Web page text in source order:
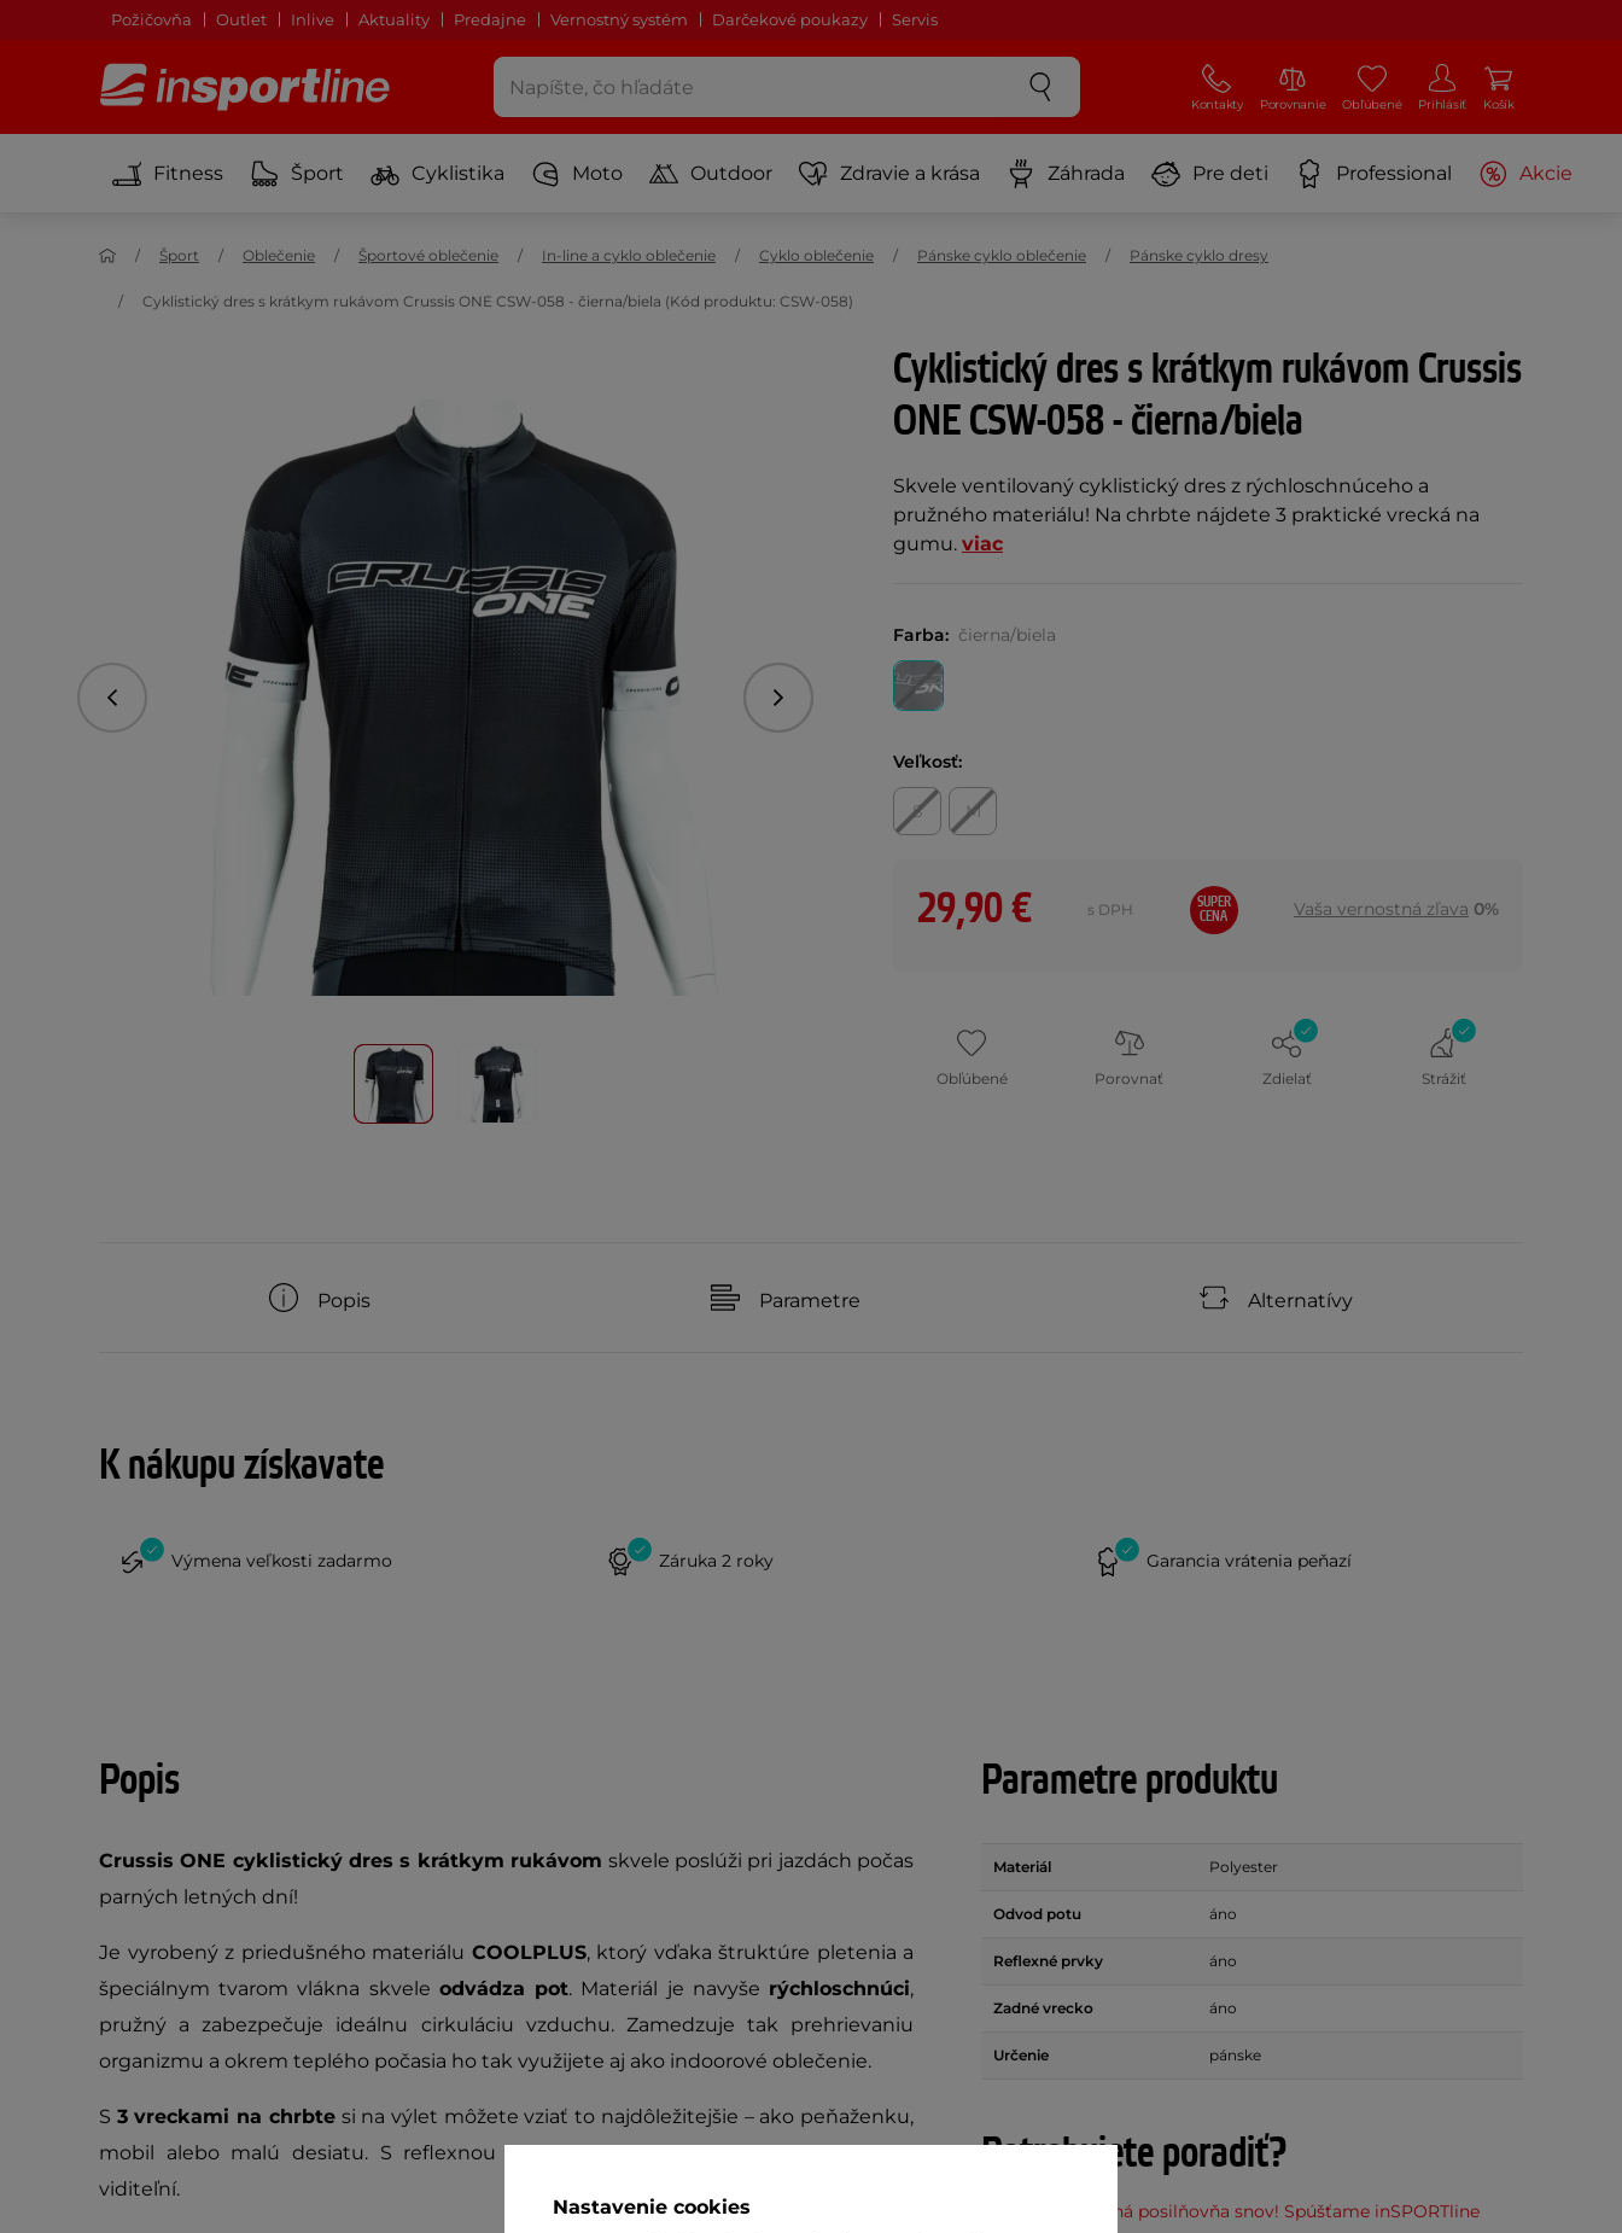
Požičovňa Outlet Inlive Aktuality Predajne Vernostný systém Darčekové poukazy Servis
Kontakty Porovnanie Obľúbené Prihlásiť Košík
Fitness Šport Cyklistika Moto Outdoor Zdravie a krása Záhrada Pre deti Professional Akcie
Šport Oblečenie Športové oblečenie In-line a cyklo oblečenie Cyklo oblečenie Pánske cyklo oblečenie Pánske cyklo dresy
Cyklistický dres s krátkym rukávom Crussis ONE CSW-058 - čierna/biela (Kód produktu: CSW-058)
Cyklistický dres s krátkym rukávom Crussis
ONE CSW-058 - čierna/biela
Skvele ventilovaný cyklistický dres z rýchloschnúceho a
pružného materiálu! Na chrbte nájdete 3 praktické vrecká na
gumu. viac
Predchádzajúce Nasledujúce
Farba: čierna/biela
Veľkosť:
S M
29,90 € s DPH
SUPER
CENA
Vaša vernostná zľava 0%
Obľúbené Porovnať Zdielať Strážiť
Popis Parametre Alternatívy
K nákupu získavate
Výmena veľkosti zadarmo Záruka 2 roky Garancia vrátenia peňazí
Popis
Crussis ONE cyklistický dres s krátkym rukávom skvele poslúži pri jazdách počas
parných letných dní!
Je vyrobený z priedušného materiálu COOLPLUS, ktorý vďaka štruktúre pletenia a
špeciálnym tvarom vlákna skvele odvádza pot. Materiál je navyše rýchloschnúci,
pružný a zabezpečuje ideálnu cirkuláciu vzduchu. Zamedzuje tak prehrievaniu
organizmu a okrem teplého počasia ho tak využijete aj ako indoorové oblečenie.
S 3 vreckami na chrbtesi na výlet môžete vziať to najdôležitejšie – ako peňaženku,
mobil alebo malú desiatu. S reflexnou potlačou navyše budete na ceste vždy
viditeľní.
Parametre produktu
Materiál Polyester
Odvod potu áno
Reflexné prvky áno
Zadné vrecko áno
Určenie pánske
Potrebujete poradiť?
Vaša dostupná posilňovňa snov! Spúšťame inSPORTline
Nastavenie cookies